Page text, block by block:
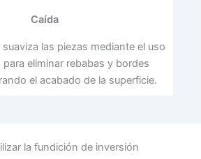
Caída
las piezas mediante el uso
eliminar rebabas y bordes
el acabado de la superficie.
la fundición de inversión